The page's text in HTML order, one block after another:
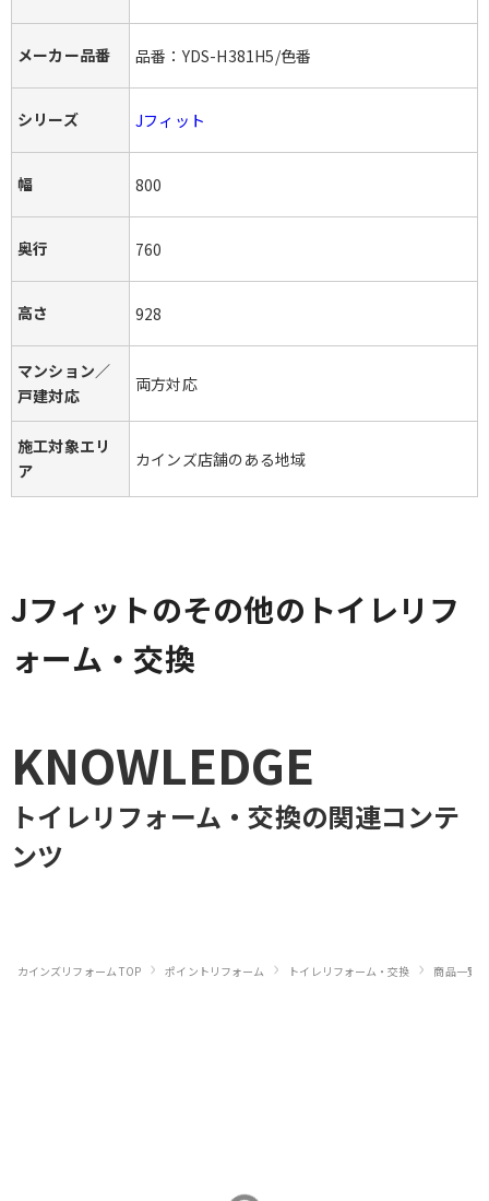
メーカー品番 品番：YDS-H381H5/色番
シリーズ Jフィット
幅 800
奥行 760
高さ 928
マンション／
戸建対応
両方対応
施工対象エリ
ア
カインズ店舗のある地域
Jフィットのその他のトイレリフ
ォーム・交換
KNOWLEDGE
トイレリフォーム・交換の関連コンテ
ンツ
カインズリフォーム TOP › ポイントリフォーム › トイレリフォーム・交換 › 商品一覧